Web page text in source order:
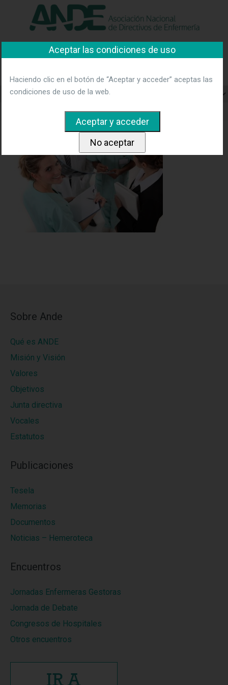
"Ver política"
Asociación Nacional de
Home doctor and nurses
Sobre Ande
Qué es ANDE
Misión y Visión
Valores
Objetivos
Junta directiva
Vocales
Estatutos
Publicaciones
Tesela
Memorias
Documentos
Noticias – Hemeroteca
Encuentros
Jornadas Enfermeras Gestoras
Jornada de Debate
Congresos de Hospitales
Otros encuentros
Aceptar las condiciones de uso
Haciendo clic en el botón de “Aceptar y acceder” aceptas las
condiciones de uso de la web.